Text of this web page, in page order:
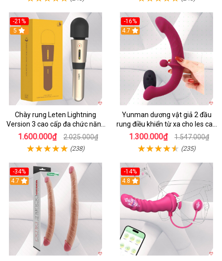
-21%
5
Chày rung Leten Lightning
Version 3 cao cấp đa chức năng
kích thích
1.600.000₫ 2.025.000₫
(238)
-16%
4.7
Yunman dương vật giả 2 đầu
rung điều khiển từ xa cho les cao
cấp
1.300.000₫ 1.547.000₫
(235)
-34%
4.7
-14%
4.8